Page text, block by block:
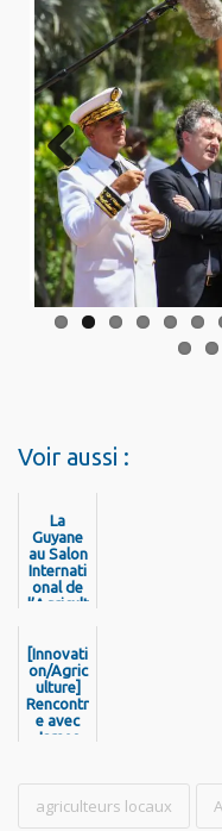
Previo
us
Voir aussi :
La
Guyane
au Salon
Internati
onal de
l’Agricult
[Innovati
on/Agric
ulture]
Rencontr
e avec
James
du
concours
régional
agriculteurs locaux